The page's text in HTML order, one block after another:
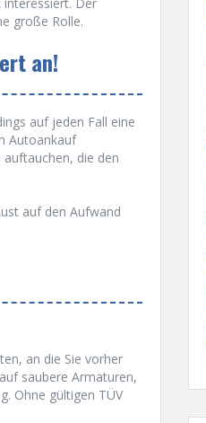
große Rolle.
an!
auf jeden Fall eine
Autoankauf
die den
auf den Aufwand
an die Sie vorher
saubere Armaturen,
Ohne gültigen TÜV